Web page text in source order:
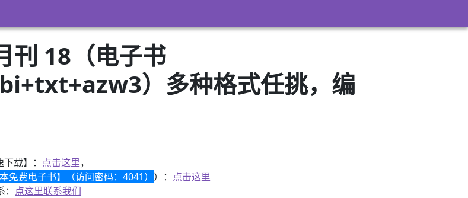
刊 18（电子书
）多种格式任挑，编
载】： 点击这里，
免费电子书】（访问密码：4041） ）： 点击这里
点这里联系我们